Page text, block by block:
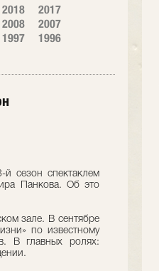
2018
2017
2008
2007
1997
1996
й сезон спектаклем
Панкова. Об это
зале. В сентябре
по известному
В главных ролях: